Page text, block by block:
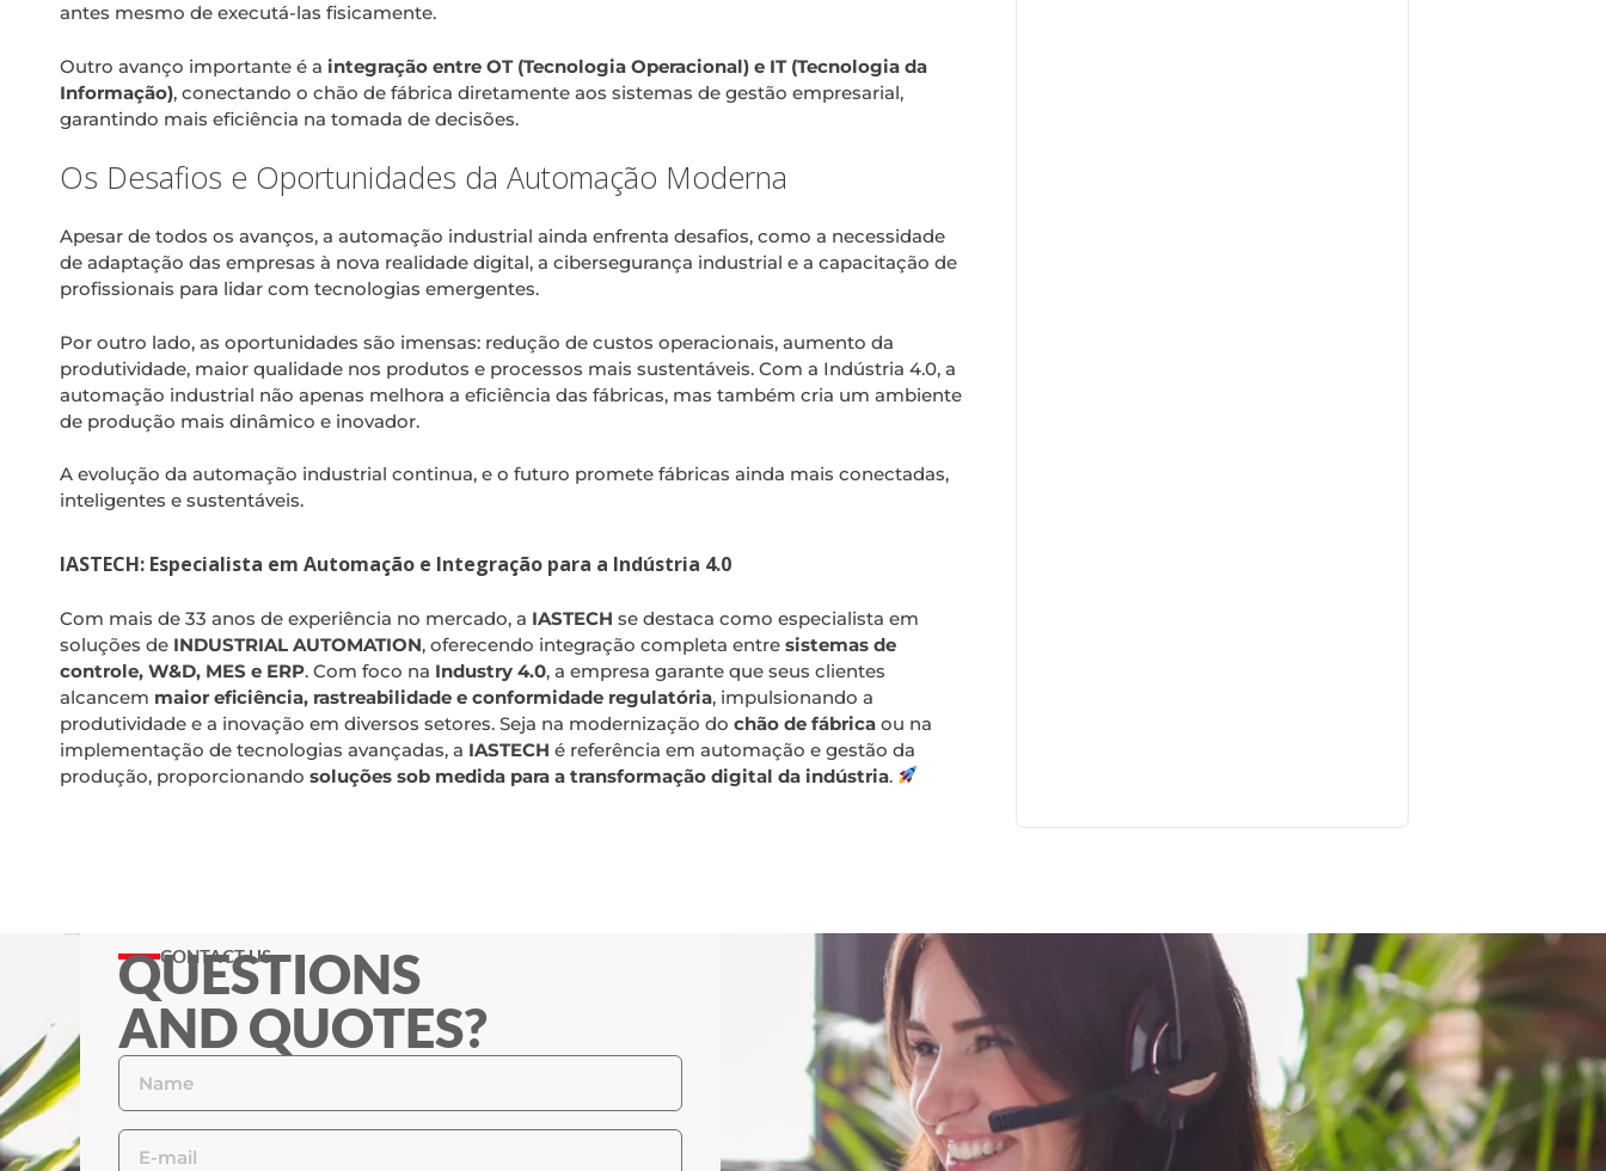
antes mesmo de executá-las fisicamente.
Outro avanço importante é a integração entre OT (Tecnologia Operacional) e IT (Tecnologia da
Informação), conectando o chão de fábrica diretamente aos sistemas de gestão empresarial,
garantindo mais eficiência na tomada de decisões.
Os Desafios e Oportunidades da Automação Moderna
Apesar de todos os avanços, a automação industrial ainda enfrenta desafios, como a necessidade
de adaptação das empresas à nova realidade digital, a cibersegurança industrial e a capacitação de
profissionais para lidar com tecnologias emergentes.
Por outro lado, as oportunidades são imensas: redução de custos operacionais, aumento da
produtividade, maior qualidade nos produtos e processos mais sustentáveis. Com a Indústria 4.0, a
automação industrial não apenas melhora a eficiência das fábricas, mas também cria um ambiente
de produção mais dinâmico e inovador.
A evolução da automação industrial continua, e o futuro promete fábricas ainda mais conectadas,
inteligentes e sustentáveis.
IASTECH: Especialista em Automação e Integração para a Indústria 4.0
Com mais de 33 anos de experiência no mercado, a IASTECH se destaca como especialista em
soluções de INDUSTRIAL AUTOMATION, oferecendo integração completa entre sistemas de
controle, W&D, MES e ERP. Com foco na Industry 4.0, a empresa garante que seus clientes
alcancem maior eficiência, rastreabilidade e conformidade regulatória, impulsionando a
produtividade e a inovação em diversos setores. Seja na modernização do chão de fábrica ou na
implementação de tecnologias avançadas, a IASTECH é referência em automação e gestão da
produção, proporcionando soluções sob medida para a transformação digital da indústria.
CONTACT US
QUESTIONS
AND QUOTES?